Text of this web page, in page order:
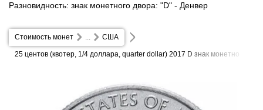
Разновидность: знак монетного двора: "D" - Денвер
Стоимость монет США
...
25 центов (квотер, 1/4 доллара, quarter dollar) 2017 D знак монетно